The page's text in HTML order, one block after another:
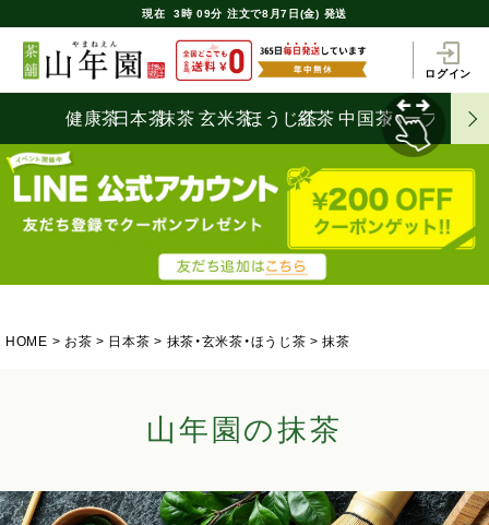
現在 3時 09分 注文で8月7日(金) 発送
ログイン
健康茶日本茶抹茶 玄米茶ほうじ茶
紅茶 中国茶ハーブティ
HOME お茶 日本茶 抹茶・玄米茶・ほうじ茶 抹茶
山年園の抹茶